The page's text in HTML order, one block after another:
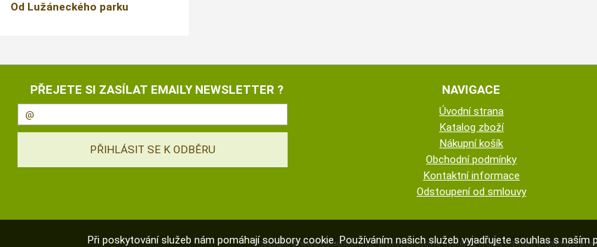
Od Lužáneckého parku
PŘEJETE SI ZASÍLAT EMAILY NEWSLETTER ? NAVIGACE
Úvodní strana
Katalog zboží
Nákupní košík
Obchodní podmínky
Kontaktní informace
Odstoupení od smlouvy
Copyright ©www.psicentrum.cz,provozováno na systémutvorba e-shopuaoptimalizace
Při poskytování služeb nám pomáhají soubory cookie. Používáním našich služeb vyjadřujete souhlas s